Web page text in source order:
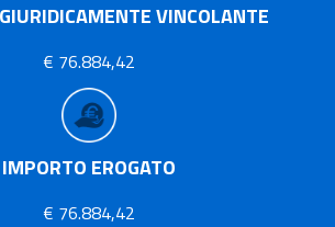
VINCOLANTE
€ 76.884,42
IMPORTO EROGATO
€ 76.884,42